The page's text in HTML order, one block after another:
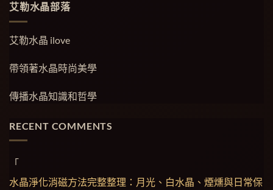
艾勒水晶部落
艾勒水晶 ilove
帶領著水晶時尚美學
傳播水晶知識和哲學
RECENT COMMENTS
「
水晶淨化消磁方法完整整理：月光、白水晶、煙燻與日常保